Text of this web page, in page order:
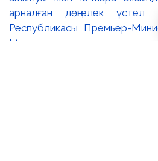
арналған дөңгелек
Республикасы Премьер-
Мәдениет және ақпарат